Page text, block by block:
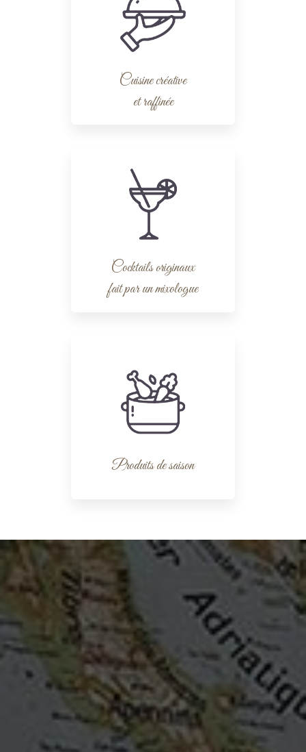
Cuisine créative
et raffinée
Cocktails originaux
fait par un mixologue
Produits de saison